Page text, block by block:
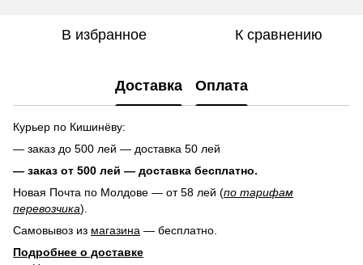
В избранное К сравнению
Доставка Оплата
Курьер по Кишинёву:
— заказ до 500 лей — доставка 50 лей
— заказ от 500 лей — доставка бесплатно.
Новая Почта по Молдове — от 58 лей (по тарифам
перевозчика).
Самовывоз из магазина — бесплатно.
Подробнее о доставке